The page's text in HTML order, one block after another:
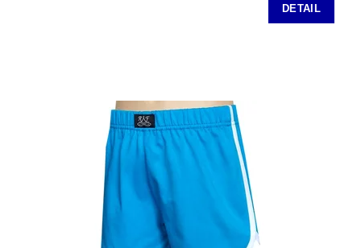
DETAIL